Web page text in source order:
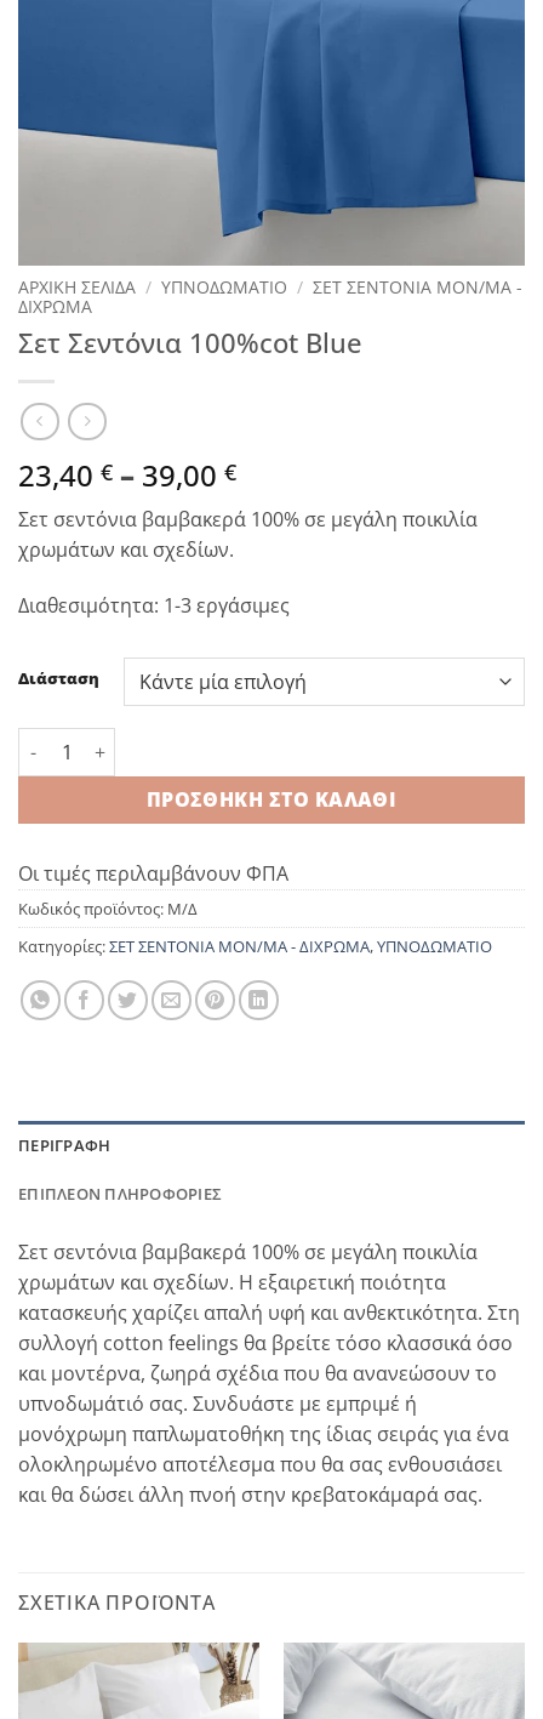
ΑΡΧΙΚΉ ΣΕΛΊΔΑ / ΥΠΝΟΔΩΜΑΤΙΟ / ΣΕΤ ΣΕΝΤΟΝΙΑ ΜΟΝ/ΜΑ -
ΔΙΧΡΩΜΑ
Σετ Σεντόνια 100%cot Blue
23,40 € – 39,00 €Price
range:
23,40 €
39,00 €
Σετ σεντόνια βαμβακερά 100% σε μεγάλη ποικιλία
χρωμάτων και σχεδίων.
Διαθεσιμότητα: 1-3 εργάσιμες
Διάσταση
Σετ Σεντόνια 100%cot Blue ποσότητα
ΠΡΟΣΘΉΚΗ ΣΤΟ ΚΑΛΆΘΙ
Οι τιμές περιλαμβάνουν ΦΠΑ
Κωδικός προϊόντος: Μ/Δ
Κατηγορίες:ΣΕΤ ΣΕΝΤΟΝΙΑ ΜΟΝ/ΜΑ - ΔΙΧΡΩΜΑ,ΥΠΝΟΔΩΜΑΤΙΟ
ΠΕΡΙΓΡΑΦΉ
ΕΠΙΠΛΈΟΝ ΠΛΗΡΟΦΟΡΊΕΣ
Σετ σεντόνια βαμβακερά 100% σε μεγάλη ποικιλία
χρωμάτων και σχεδίων. Η εξαιρετική ποιότητα
κατασκευής χαρίζει απαλή υφή και ανθεκτικότητα. Στη
συλλογή cotton feelings θα βρείτε τόσο κλασσικά όσο
και μοντέρνα, ζωηρά σχέδια που θα ανανεώσουν το
υπνοδωμάτιό σας. Συνδυάστε με εμπριμέ ή
μονόχρωμη παπλωματοθήκη της ίδιας σειράς για ένα
ολοκληρωμένο αποτέλεσμα που θα σας ενθουσιάσει
και θα δώσει άλλη πνοή στην κρεβατοκάμαρά σας.
ΣΧΕΤΙΚΆ ΠΡΟΪΌΝΤΑ